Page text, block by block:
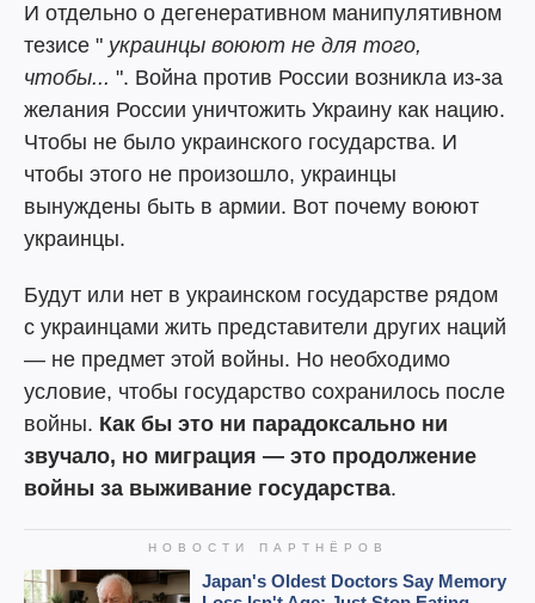
И отдельно о дегенеративном манипулятивном
тезисе " украинцы воюют не для того,
чтобы... ". Война против России возникла из-за
желания России уничтожить Украину как нацию.
Чтобы не было украинского государства. И
чтобы этого не произошло, украинцы
вынуждены быть в армии. Вот почему воюют
украинцы.
Будут или нет в украинском государстве рядом
с украинцами жить представители других наций
— не предмет этой войны. Но необходимо
условие, чтобы государство сохранилось после
войны. Как бы это ни парадоксально ни
звучало, но миграция — это продолжение
войны за выживание государства.